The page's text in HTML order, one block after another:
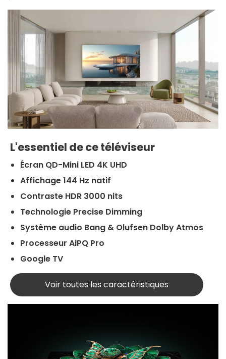
L'essentiel de ce téléviseur
Écran QD-Mini LED 4K UHD
Affichage 144 Hz natif
Contraste HDR 3000 nits
Technologie Precise Dimming
Système audio Bang & Olufsen Dolby Atmos
Processeur AiPQ Pro
Google TV
Voir toutes les caractéristiques